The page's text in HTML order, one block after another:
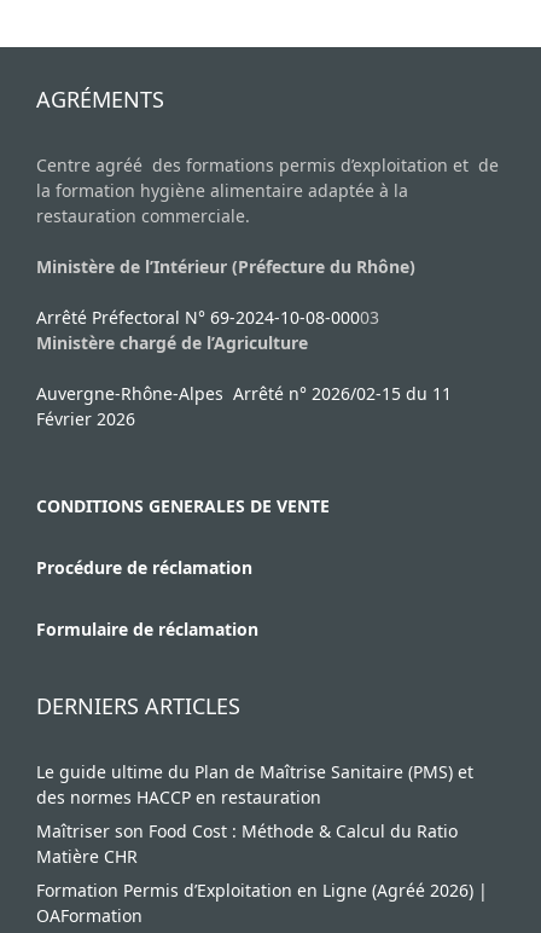
AGRÉMENTS
Centre agréé des formations permis d’exploitation et de
la formation hygiène alimentaire adaptée à la
restauration commerciale.
Ministère de l’Intérieur (Préfecture du Rhône)
Arrêté Préfectoral N° 69-2024-10-08-00003
Ministère chargé de l’Agriculture
Auvergne-Rhône-Alpes Arrêté n° 2026/02-15 du 11
Février 2026
CONDITIONS GENERALES DE VENTE
Procédure de réclamation
Formulaire de réclamation
DERNIERS ARTICLES
Le guide ultime du Plan de Maîtrise Sanitaire (PMS) et
des normes HACCP en restauration
Maîtriser son Food Cost : Méthode & Calcul du Ratio
Matière CHR
Formation Permis d’Exploitation en Ligne (Agréé 2026) |
OAFormation